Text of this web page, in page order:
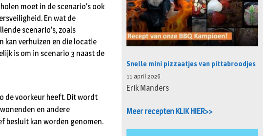
moet in de scenario’s ook
En wat de
scenario’s, zoals
kan verhuizen en die locatie
is om in scenario 3 naast de
de voorkeur heeft. Dit wordt
en andere
besluit kan worden genomen.
Snelle mini pizzaatjes van pittabroodjes
11 april 2026
Erik Manders
Meer recepten KLIK HIER>>